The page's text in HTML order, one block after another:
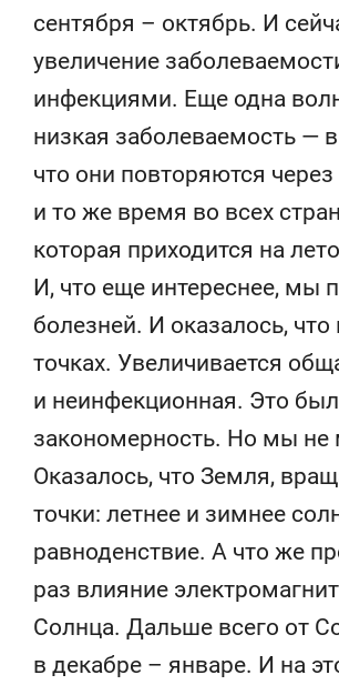
сентября – октябрь. И
увеличение
инфекциями. Еще одна
низкая заболеваемость —
что они повторяются
и то же время во всех
которая приходится на
И, что еще интереснее, мы
болезней. И оказалось,
точках. Увеличивается
и неинфекционная. Это
закономерность. Но мы не
Оказалось, что Земля,
точки: летнее и зимнее
равноденствие. А что же
раз влияние
Солнца. Дальше всего от
в декабре – январе. И на